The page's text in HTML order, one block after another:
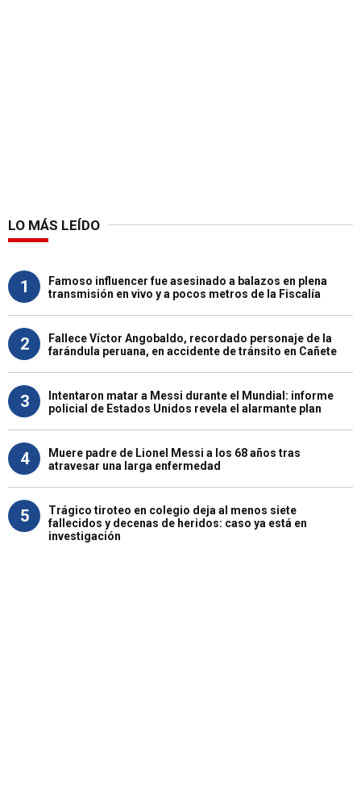
LO MÁS LEÍDO
1
Famoso influencer fue asesinado a balazos en plena
transmisión en vivo y a pocos metros de la Fiscalía
2
Fallece Víctor Angobaldo, recordado personaje de la
farándula peruana, en accidente de tránsito en Cañete
3
Intentaron matar a Messi durante el Mundial: informe
policial de Estados Unidos revela el alarmante plan
4
Muere padre de Lionel Messi a los 68 años tras
atravesar una larga enfermedad
5
Trágico tiroteo en colegio deja al menos siete
fallecidos y decenas de heridos: caso ya está en
investigación